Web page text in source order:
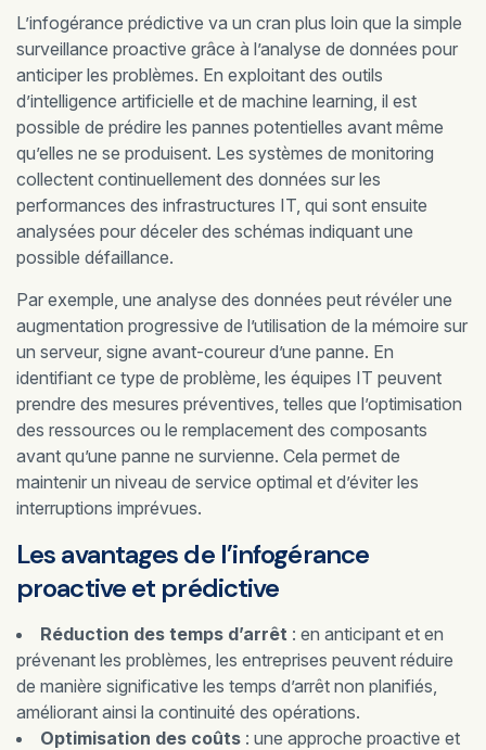
L’infogérance prédictive va un cran plus loin que la simple
surveillance proactive grâce à l’analyse de données pour
anticiper les problèmes. En exploitant des outils
d’intelligence artificielle et de machine learning, il est
possible de prédire les pannes potentielles avant même
qu’elles ne se produisent. Les systèmes de monitoring
collectent continuellement des données sur les
performances des infrastructures IT, qui sont ensuite
analysées pour déceler des schémas indiquant une
possible défaillance.
Par exemple, une analyse des données peut révéler une
augmentation progressive de l’utilisation de la mémoire sur
un serveur, signe avant-coureur d’une panne. En
identifiant ce type de problème, les équipes IT peuvent
prendre des mesures préventives, telles que l’optimisation
des ressources ou le remplacement des composants
avant qu’une panne ne survienne. Cela permet de
maintenir un niveau de service optimal et d’éviter les
interruptions imprévues.
Les avantages de l’infogérance
proactive et prédictive
Réduction des temps d’arrêt : en anticipant et en
prévenant les problèmes, les entreprises peuvent réduire
de manière significative les temps d’arrêt non planifiés,
améliorant ainsi la continuité des opérations.
Optimisation des coûts : une approche proactive et